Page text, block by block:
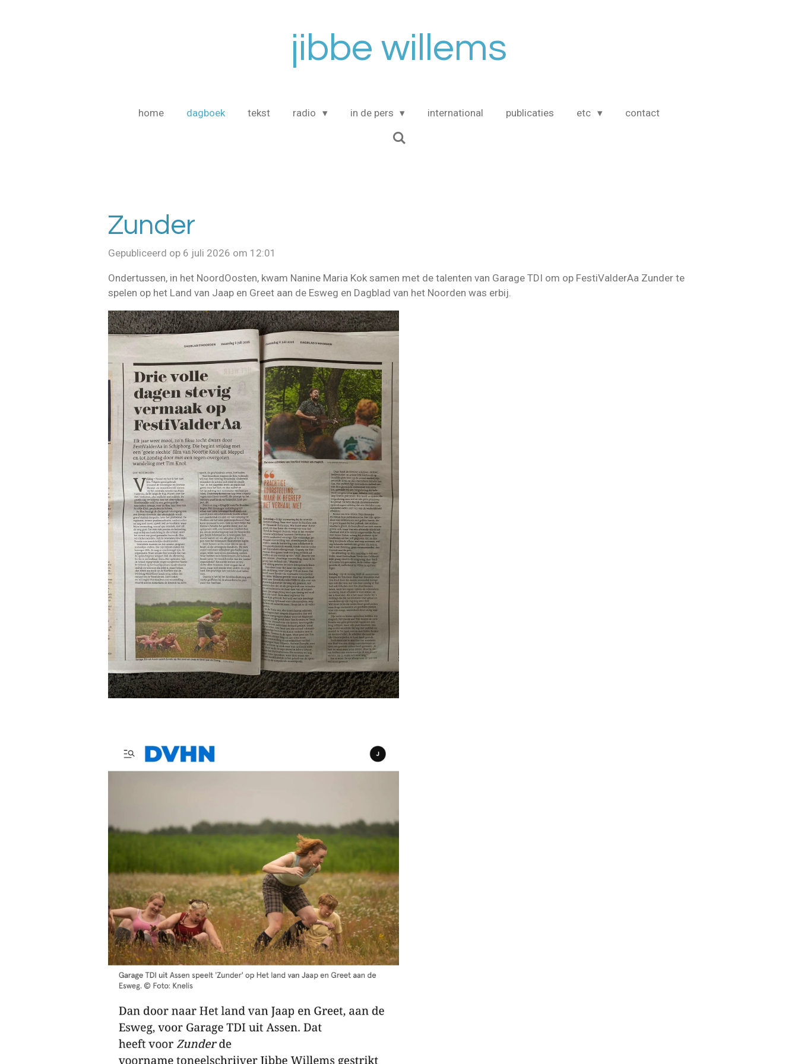
jibbe willems
home dagboek tekst radio in de pers international publicaties etc contact
Zunder
Gepubliceerd op 6 juli 2026 om 12:01
Ondertussen, in het NoordOosten, kwam Nanine Maria Kok samen met de talenten van Garage TDI om op FestiValderAa Zunder te
spelen op het Land van Jaap en Greet aan de Esweg en Dagblad van het Noorden was erbij.